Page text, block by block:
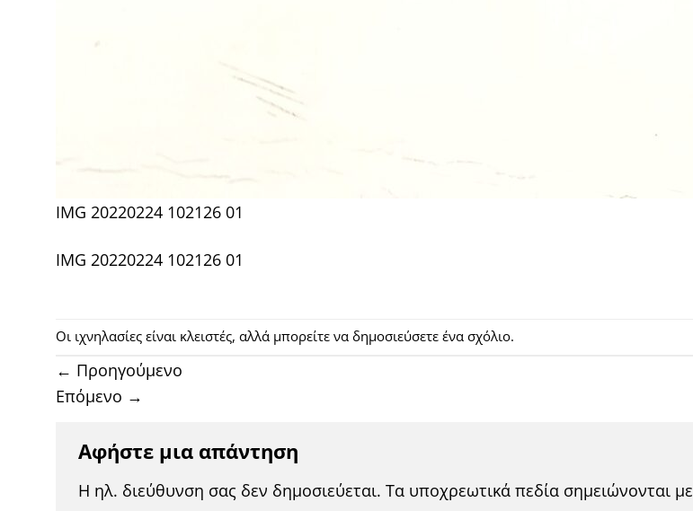
IMG 20220224 102126 01
IMG 20220224 102126 01
Οι ιχνηλασίες είναι κλειστές, αλλά μπορείτε να δημοσιεύσετε ένα σχόλιο.
← Προηγούμενο
Επόμενο →
Αφήστε μια απάντηση
Η ηλ. διεύθυνση σας δεν δημοσιεύεται. Τα υποχρεωτικά πεδία σημειώνονται με